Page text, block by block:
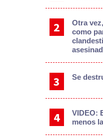
Otra
como
Se
VIDEO:
menos